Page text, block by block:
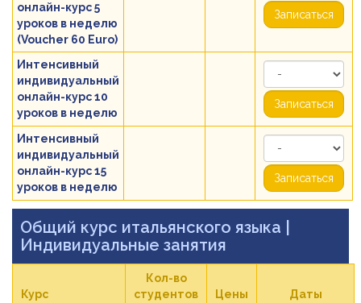
онлайн-курс 5
уроков в неделю
(Voucher 60 Euro)
Записаться
Интенсивный
индивидуальный
онлайн-курс 10
уроков в неделю
Записаться
Интенсивный
индивидуальный
онлайн-курс 15
уроков в неделю
Записаться
Общий курс итальянского языка
Индивидуальные занятия
Курс
Кол-во
студентов
Цены Даты